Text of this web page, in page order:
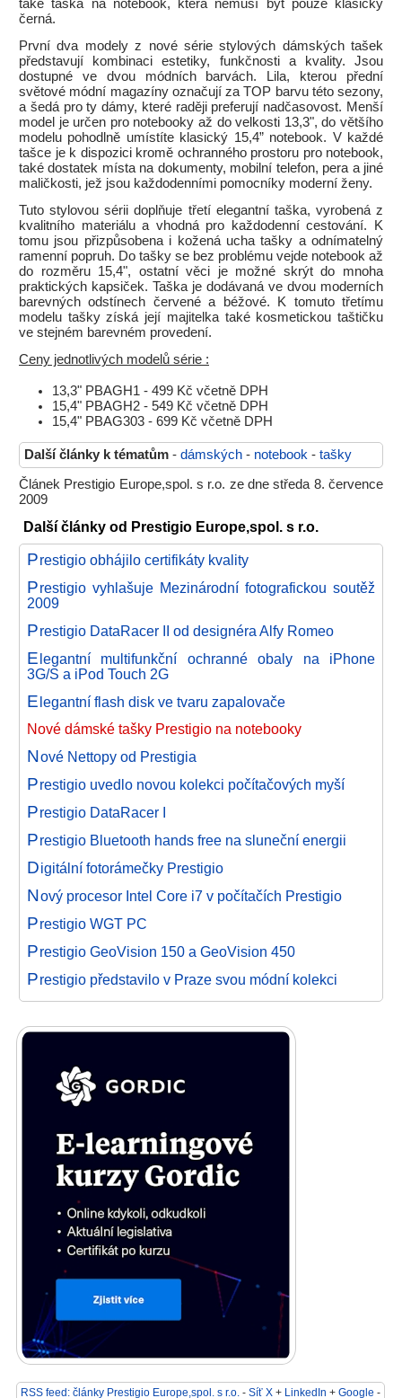
také taška na notebook, která nemusí být pouze klasicky
černá.
První dva modely z nové série stylových dámských tašek
představují kombinaci estetiky, funkčnosti a kvality. Jsou
dostupné ve dvou módních barvách. Lila, kterou přední
světové módní magazíny označují za TOP barvu této sezony,
a šedá pro ty dámy, které raději preferují nadčasovost. Menší
model je určen pro notebooky až do velkosti 13,3", do většího
modelu pohodlně umístíte klasický 15,4” notebook. V každé
tašce je k dispozici kromě ochranného prostoru pro notebook,
také dostatek místa na dokumenty, mobilní telefon, pera a jiné
maličkosti, jež jsou každodenními pomocníky moderní ženy.
Tuto stylovou sérii doplňuje třetí elegantní taška, vyrobená z
kvalitního materiálu a vhodná pro každodenní cestování. K
tomu jsou přizpůsobena i kožená ucha tašky a odnímatelný
ramenní popruh. Do tašky se bez problému vejde notebook až
do rozměru 15,4", ostatní věci je možné skrýt do mnoha
praktických kapsiček. Taška je dodávaná ve dvou moderních
barevných odstínech červené a béžové. K tomuto třetímu
modelu tašky získá její majitelka také kosmetickou taštičku
ve stejném barevném provedení.
Ceny jednotlivých modelů série :
13,3" PBAGH1 - 499 Kč včetně DPH
15,4" PBAGH2 - 549 Kč včetně DPH
15,4" PBAG303 - 699 Kč včetně DPH
Další články k tématům - dámských - notebook - tašky
Článek Prestigio Europe,spol. s r.o. ze dne středa 8. července
2009
Další články od Prestigio Europe,spol. s r.o.
Prestigio obhájilo certifikáty kvality
Prestigio vyhlašuje Mezinárodní fotografickou soutěž
2009
Prestigio DataRacer II od designéra Alfy Romeo
E legantní multifunkční ochranné obaly na iPhone
3G/S a iPod Touch 2G
E legantní flash disk ve tvaru zapalovače
Nové dámské tašky Prestigio na notebooky
Nové Nettopy od Prestigia
Prestigio uvedlo novou kolekci počítačových myší
Prestigio DataRacer I
Prestigio Bluetooth hands free na sluneční energii
Digitální fotorámečky Prestigio
Nový procesor Intel Core i7 v počítačích Prestigio
Prestigio WGT PC
Prestigio GeoVision 150 a GeoVision 450
Prestigio představilo v Praze svou módní kolekci
RSS feed: články Prestigio Europe,spol. s r.o. - Síť X + LinkedIn + Google -